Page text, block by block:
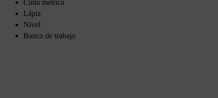
Cinta métrica
Lápiz
Nivel
Banco de trabajo